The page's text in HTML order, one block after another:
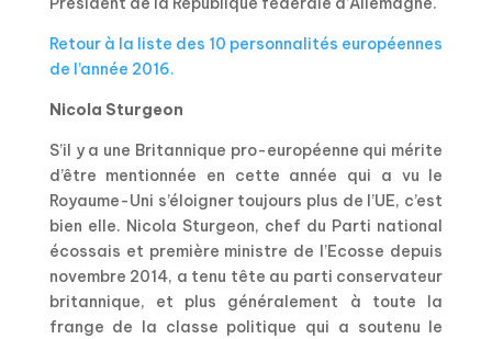
Retour à la liste des 10 personnalités européennes
de l’année 2016.
Nicola Sturgeon
S’il y a une Britannique pro-européenne qui mérite
d’être mentionnée en cette année qui a vu le
Royaume-Uni s’éloigner toujours plus de l’UE, c’est
bien elle. Nicola Sturgeon, chef du Parti national
écossais et première ministre de l’Ecosse depuis
novembre 2014, a tenu tête au parti conservateur
britannique, et plus généralement à toute la
frange de la classe politique qui a soutenu le